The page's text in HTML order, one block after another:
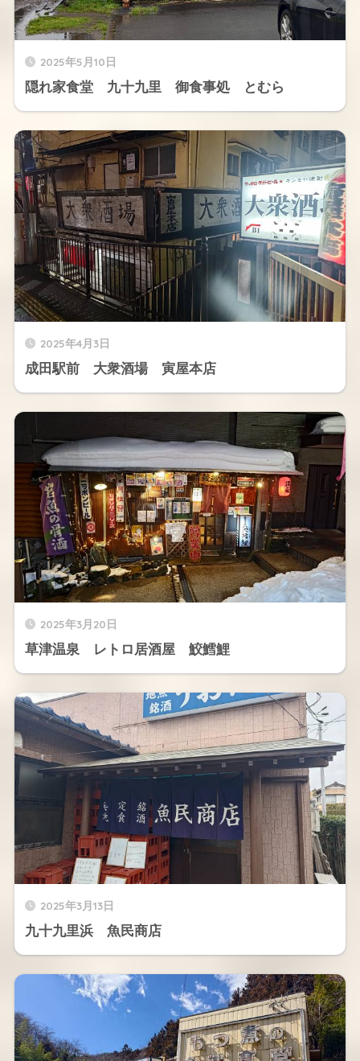
2025年5月10日
隠れ家食堂 九十九里 御食事処 とむら
2025年4月3日
成田駅前 大衆酒場 寅屋本店
2025年3月20日
草津温泉 レトロ居酒屋 鮫鱈鯉
2025年3月13日
九十九里浜 魚民商店